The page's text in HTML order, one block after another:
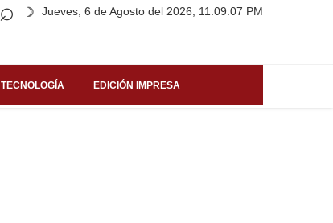
Jueves, 6 de Agosto del 2026, 11:09:07 PM
⌕ ☽
TECNOLOGÍA EDICIÓN IMPRESA